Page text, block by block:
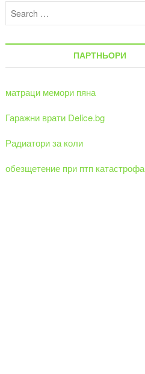
ПАРТНЬОРИ
матраци мемори пяна
Гаражни врати Delice.bg
Радиатори за коли
обезщетение при птп катастрофа